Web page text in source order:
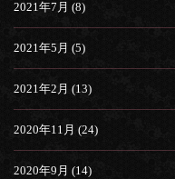
2021年7月 (8)
2021年5月 (5)
2021年2月 (13)
2020年11月 (24)
2020年9月 (14)